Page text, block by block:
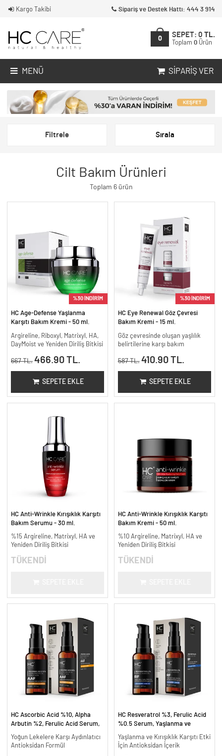
Kargo Takibi Sipariş ve Destek Hattı: 444 3 914
0
SEPET: 0 TL.
Toplam 0 Ürün
MENÜ SIPARIŞ VER
Filtrele Sırala
Cilt Bakım Ürünleri
Toplam 6 ürün
%30 İNDİRİM
HC Age-Defense Yaşlanma
Karşıtı Bakım Kremi - 50 ml.
Argireline, Riboxyl, Matrixyl, HA,
DayMoist ve Yeniden Diriliş Bitkisi
667 TL. 466.90 TL.
SEPETE EKLE
%30 İNDİRİM
HC Eye Renewal Göz Çevresi
Bakım Kremi - 15 ml.
Göz çevresinde oluşan yaşlılık
belirtilerine karşı bakım
587 TL. 410.90 TL.
SEPETE EKLE
HC Anti-Wrinkle Kırışıklık Karşıtı
Bakım Serumu - 30 ml.
%15 Argireline, Matrixyl, HA ve
Yeniden Diriliş Bitkisi
TÜKENDİ
HC Anti-Wrinkle Kırışıklık Karşıtı
Bakım Kremi - 50 ml.
%10 Argireline, Matrixyl, HA ve
Yeniden Diriliş Bitkisi
TÜKENDİ
HC Ascorbic Acid %10, Alpha
Arbutin %2, Ferulic Acid Serum,
ml.
Yoğun Lekelere Karşı Aydınlatıcı
Antioksidan Formül
HC Resveratrol %3, Ferulic Acid
%0.5 Serum, Yaşlanma ve
Yaşlanma ve Kırışıklık Karşıtı Etki
İçin Antioksidan İçerik